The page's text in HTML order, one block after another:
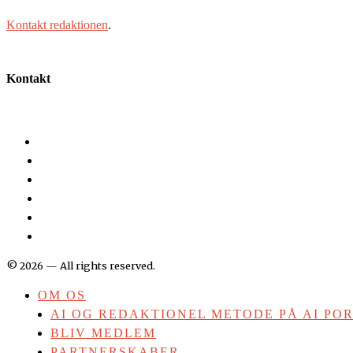
Kontakt redaktionen.
Kontakt
©2026 — All rights reserved.
OM OS
AI OG REDAKTIONEL METODE PÅ AI
BLIV MEDLEM